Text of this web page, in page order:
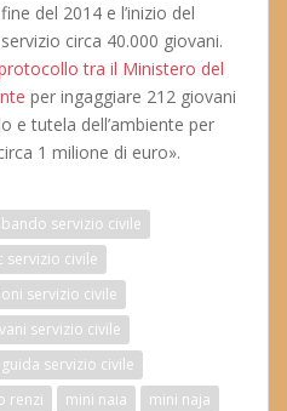
del 2014 e l’inizio del
circa 40.000 giovani.
tra il Ministero del
per ingaggiare 212 giovani
e tutela dell’ambiente per
1 milione di euro».
bando servizio civile
servizio civile
servizio civile
servizio civile
guida servizio civile
renzi mini naia
mini naja